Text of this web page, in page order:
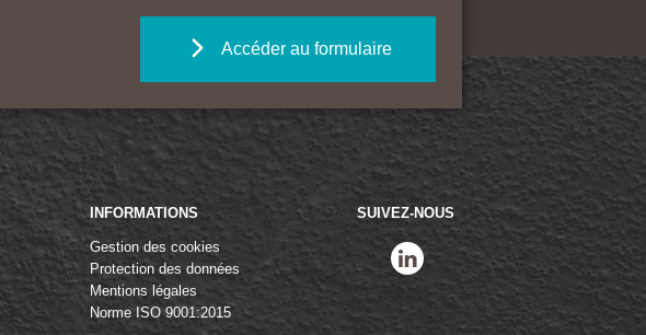
Accéder au formulaire
INFORMATIONS
Gestion des cookies
Protection des données
Mentions légales
Norme ISO 9001:2015
SUIVEZ-NOUS
linkedin